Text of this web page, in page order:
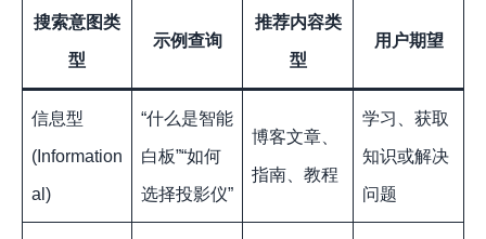
搜索意图类
型
示例查询
推荐内容类
型
用户期望
信息型
(Information
al)
“什么是智能
白板”“如何
选择投影仪”
博客文章、
指南、教程
学习、获取
知识或解决
问题